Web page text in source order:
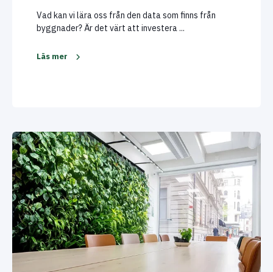
Vad kan vi lära oss från den data som finns från
byggnader? Är det värt att investera ...
Läs mer